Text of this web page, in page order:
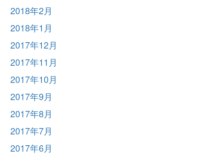
2018年2月
2018年1月
2017年12月
2017年11月
2017年10月
2017年9月
2017年8月
2017年7月
2017年6月